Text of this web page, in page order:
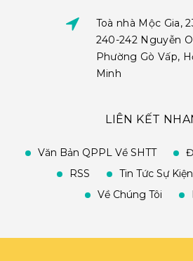
Toà nhà Mộc Gia,
240-242 Nguyễn
Phường Gò Vấp,
Minh
LIÊN KẾT
Văn Bản QPPL Về SHTT
RSS
Tin Tức Sự Kiện
Về Chúng Tôi